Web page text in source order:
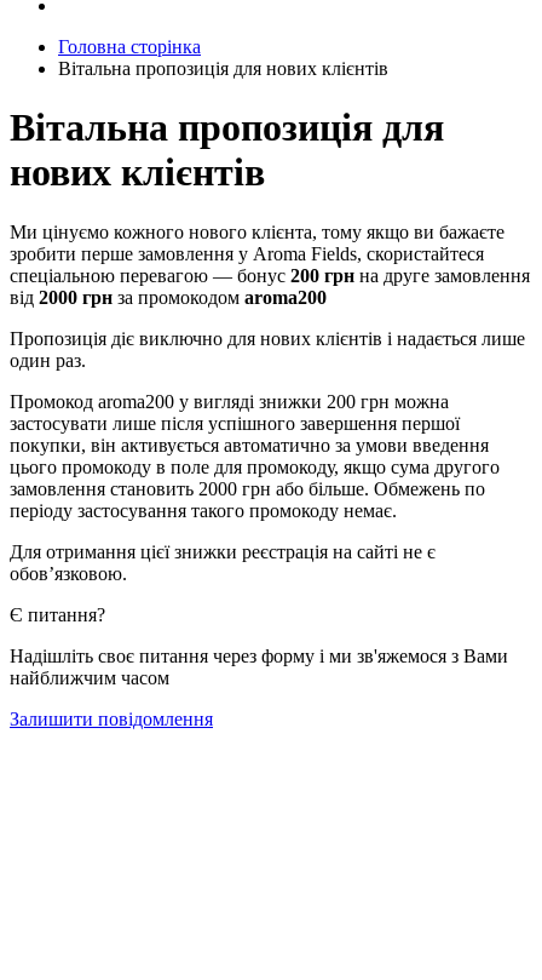
Головна сторінка
Вітальна пропозиція для нових клієнтів
Вітальна пропозиція для
нових клієнтів
Ми цінуємо кожного нового клієнта, тому якщо ви бажаєте
зробити перше замовлення у Aroma Fields, скористайтеся
спеціальною перевагою — бонус 200 грн на друге замовлення
від 2000 грн за промокодом aroma200
Пропозиція діє виключно для нових клієнтів і надається лише
один раз.
Промокод aroma200 у вигляді знижки 200 грн можна
застосувати лише після успішного завершення першої
покупки, він активується автоматично за умови введення
цього промокоду в поле для промокоду, якщо сума другого
замовлення становить 2000 грн або більше. Обмежень по
періоду застосування такого промокоду немає.
Для отримання цієї знижки реєстрація на сайті не є
обов’язковою.
Є питання?
Надішліть своє питання через форму і ми зв'яжемося з Вами
найближчим часом
Залишити повідомлення